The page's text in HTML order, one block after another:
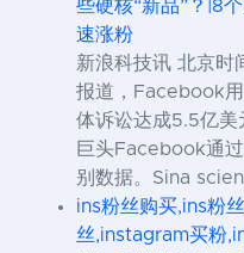
些硬核“新品”？|8
速涨粉
新浪科技讯 北京时
报道，Facebook
体诉讼达成5.5亿美
巨头Facebook通
别数据。Sina
ins粉丝购买,ins粉
丝,instagram买粉